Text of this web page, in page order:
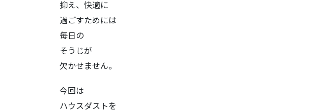
抑え、快適に
過ごすためには
毎日の
そうじが
欠かせません。
今回は
ハウスダストを